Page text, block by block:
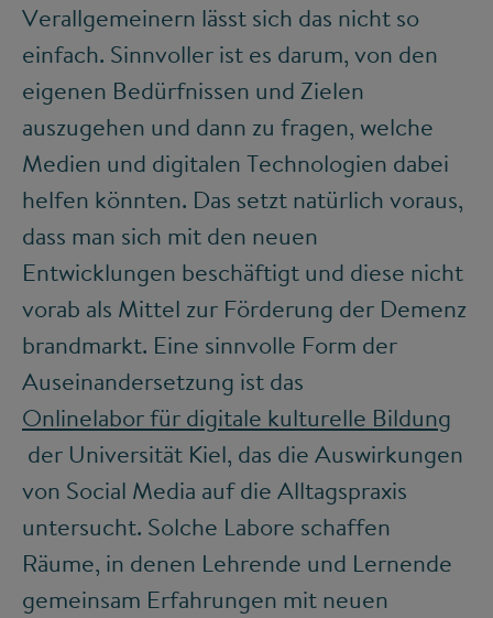
Verallgemeinern lässt sich das nicht so
einfach. Sinnvoller ist es darum, von den
eigenen Bedürfnissen und Zielen
auszugehen und dann zu fragen, welche
Medien und digitalen Technologien dabei
helfen könnten. Das setzt natürlich voraus,
dass man sich mit den neuen
Entwicklungen beschäftigt und diese nicht
vorab als Mittel zur Förderung der Demenz
brandmarkt. Eine sinnvolle Form der
Auseinandersetzung ist das
Onlinelabor für digitale kulturelle Bildung
der Universität Kiel, das die Auswirkungen
von Social Media auf die Alltagspraxis
untersucht. Solche Labore schaffen
Räume, in denen Lehrende und Lernende
gemeinsam Erfahrungen mit neuen